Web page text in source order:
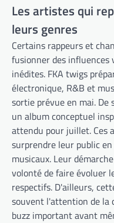
Les artistes qui
leurs genres
Certains rappeurs et
fusionner des influences
inédites. FKA twigs
électronique, R&B et
sortie prévue en mai.
un album conceptuel
attendu pour juillet. Ces
surprendre leur public
musicaux. Leur
volonté de faire évoluer
respectifs. D'ailleurs,
souvent l'attention de la
buzz important avant